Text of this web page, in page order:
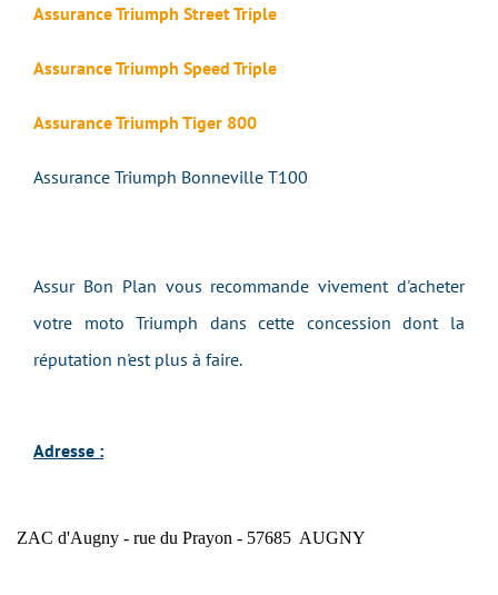
Assurance Triumph Street Triple
Assurance Triumph Speed Triple
Assurance Triumph Tiger 800
Assurance Triumph Bonneville T100
Assur Bon Plan vous recommande vivement d'acheter
votre moto Triumph dans cette concession dont la
réputation n'est plus à faire.
Adresse :
ZAC d'Augny - rue du Prayon - 57685 AUGNY